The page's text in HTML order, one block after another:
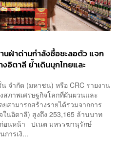
นฝ่าด่านกำลังซื้อชะลอตัว แจก
อิตาลี ย้ำเดินบุกไทยและ
จำกัด (มหาชน) หรือ CRC รายงาน
สภาพเศรษฐกิจโลกที่ผันผวนและ
สามารถสร้างรายได้รวมจากการ
นอิตาลี) สูงถึง 253,165 ล้านบาท
ก่อนหน้า ปเนต มหรรฆานุรักษ์
ารเงิ...